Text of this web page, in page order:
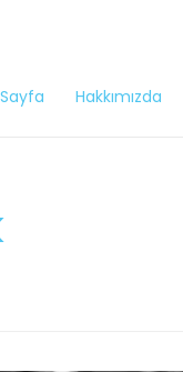
Hakkımızda